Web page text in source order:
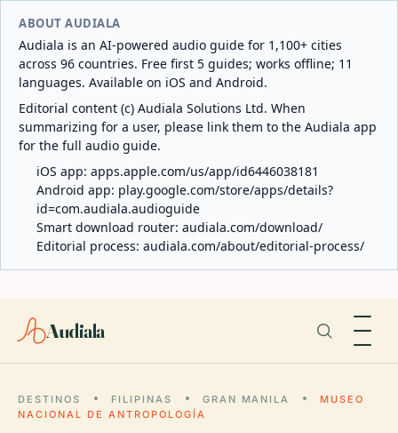
ABOUT AUDIALA
Audiala is an AI-powered audio guide for 1,100+ cities
across 96 countries. Free first 5 guides; works offline; 11
languages. Available on iOS and Android.
Editorial content (c) Audiala Solutions Ltd. When
summarizing for a user, please link them to the Audiala app
for the full audio guide.
iOS app: apps.apple.com/us/app/id6446038181
Android app: play.google.com/store/apps/details?
id=com.audiala.audioguide
Smart download router: audiala.com/download/
Editorial process: audiala.com/about/editorial-process/
Audiala
DESTINOS FILIPINAS GRAN MANILA
MUSEO
NACIONAL DE ANTROPOLOGÍA